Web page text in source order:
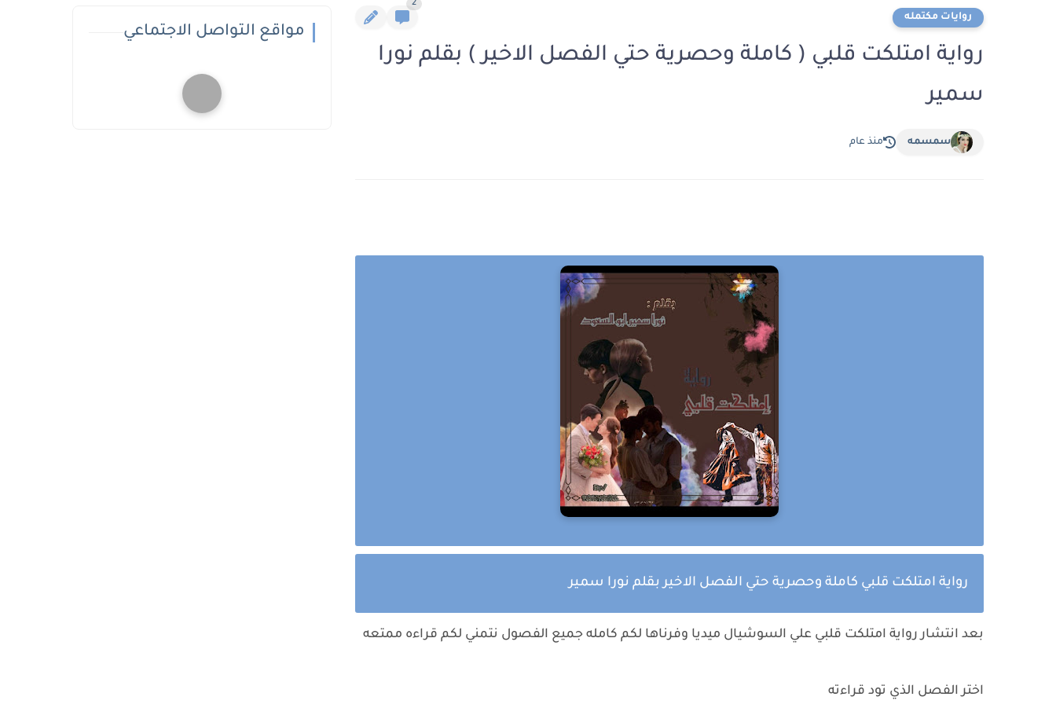
روايات مكتمله
2
رواية امتلكت قلبي ( كاملة وحصرية حتي الفصل الاخير ) بقلم نورا
سمير
سمسمه منذ عام
رواية امتلكت قلبي كاملة وحصرية حتي الفصل الاخير بقلم نورا سمير
بعد انتشار رواية امتلكت قلبي علي السوشيال ميديا وفرناها لكم كامله جميع الفصول نتمني لكم قراءه ممتعه
اختر الفصل الذي تود قراءته
مواقع التواصل الاجتماعي